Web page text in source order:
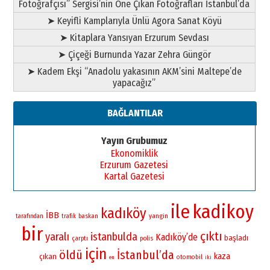
Fotoğrafçısı” Sergisi’nin Öne Çıkan Fotoğrafları İstanbul’da
➤ Keyifli Kamplarıyla Ünlü Agora Sanat Köyü
➤ Kitaplara Yansıyan Erzurum Sevdası
➤ Çiçeği Burnunda Yazar Zehra Güngör
➤ Kadem Ekşi “Anadolu yakasının AKM’sini Maltepe’de
yapacağız”
BAĞLANTILAR
Yayın Grubumuz
Ekonomiklik
Erzurum Gazetesi
Kartal Gazetesi
tarafından İBB trafik baskan kadıköy yangin ile kadikoy
biryaralı çarptı istanbulda polis Kadıköy’de çıktı başladı
çıkan öldü için en İstanbul’da otomobil iki kaza